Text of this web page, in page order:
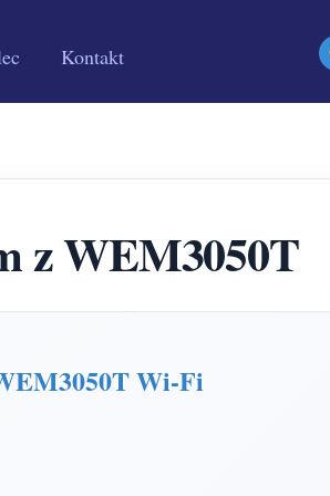
Kontakt
z WEM3050T
Wi-Fi